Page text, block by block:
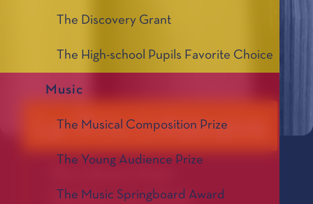
The Discovery Grant
The High-school Pupils Favorite Choice
Music
The Musical Composition Prize
The Young Audience Prize
The Music Springboard Award
Le Prix Littéraire
The Discovery Grant